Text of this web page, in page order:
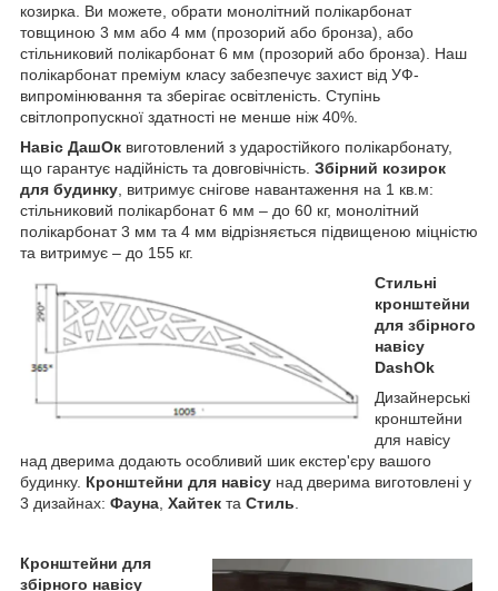
козирка. Ви можете, обрати монолітний полікарбонат
товщиною 3 мм або 4 мм (прозорий або бронза), або
стільниковий полікарбонат 6 мм (прозорий або бронза). Наш
полікарбонат преміум класу забезпечує захист від УФ-
випромінювання та зберігає освітленість. Ступінь
світлопропускної здатності не менше ніж 40%.
Навіс ДашОк виготовлений з ударостійкого полікарбонату,
що гарантує надійність та довговічність. Збірний козирок
для будинку , витримує снігове навантаження на 1 кв.м:
стільниковий полікарбонат 6 мм – до 60 кг, монолітний
полікарбонат 3 мм та 4 мм відрізняється підвищеною міцністю
та витримує – до 155 кг.
Стильні
кронштейни
для збірного
навісу
DashOk
Дизайнерські
кронштейни
для навісу
над дверима додають особливий шик екстер'єру вашого
будинку. Кронштейни для навісу над дверима виготовлені у
3 дизайнах: Фауна Хайтек та Стиль
Кронштейни для
збірного навісу